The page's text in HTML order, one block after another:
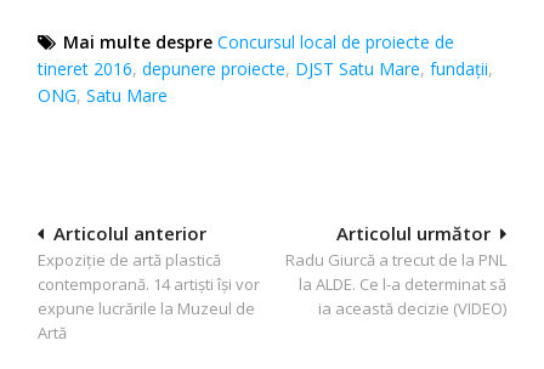
Mai multe despre Concursul local de proiecte de
tineret 2016,depunere proiecte, DJST Satu Mare,fundaţii,
ONG,Satu Mare
Navigare
în
articole
Articolul următor
Radu Giurcă a trecut de la PNL
la ALDE. Ce l-a determinat să
ia această decizie (VIDEO)
Articolul anterior
Expoziție de artă plastică
contemporană. 14 artiști își vor
expune lucrările la Muzeul de
Artă